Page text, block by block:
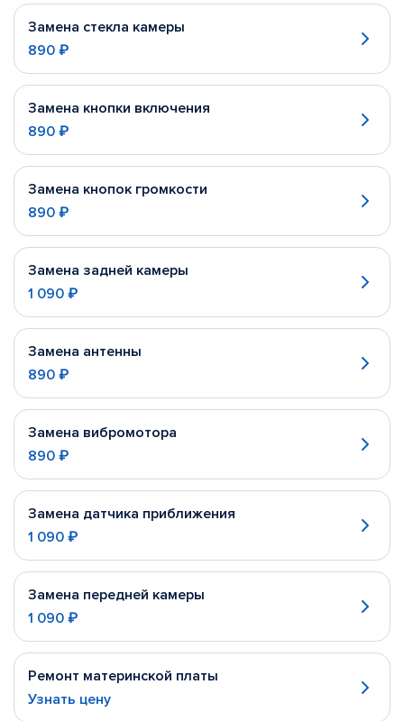
Замена стекла камеры
890 ₽
Замена кнопки включения
890 ₽
Замена кнопок громкости
890 ₽
Замена задней камеры
1 090 ₽
Замена антенны
890 ₽
Замена вибромотора
890 ₽
Замена датчика приближения
1 090 ₽
Замена передней камеры
1 090 ₽
Ремонт материнской платы
Узнать цену